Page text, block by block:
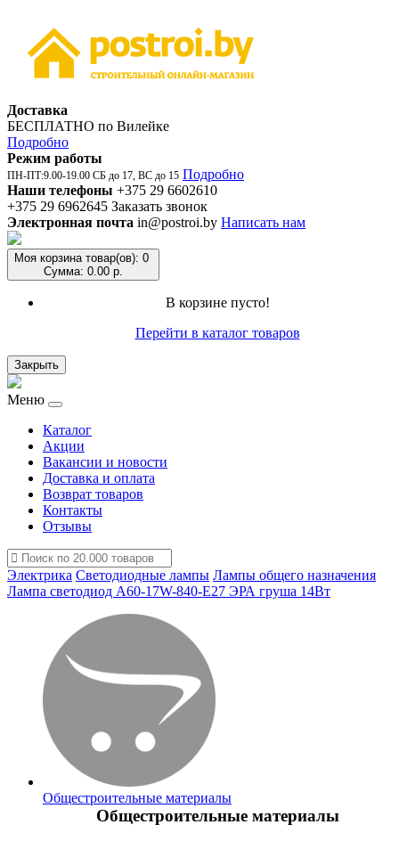
Доставка
БЕСПЛАТНО по Вилейке
Подробно
Режим работы
ПН-ПТ:9.00-19.00 СБ до 17, ВС до 15 Подробно
Наши телефоны +375 29 6602610
+375 29 6962645 Заказать звонок
Электронная почта in@postroi.by Написать нам
Моя корзина товар(ов): 0
Сумма: 0.00 р.
В корзине пусто!
Перейти в каталог товаров
Закрыть
Меню
Каталог
Акции
Вакансии и новости
Доставка и оплата
Возврат товаров
Контакты
Отзывы
Электрика Светодиодные лампы Лампы общего назначения
Лампа светодиод А60-17W-840-Е27 ЭРА груша 14Вт
Общестроительные материалы
Общестроительные материалы